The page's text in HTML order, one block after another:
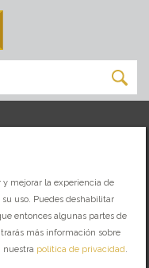
]
CON
mejorar la experiencia de
uso. Puedes deshabilitar
entonces algunas partes de
más información sobre
nuestra política de privacidad